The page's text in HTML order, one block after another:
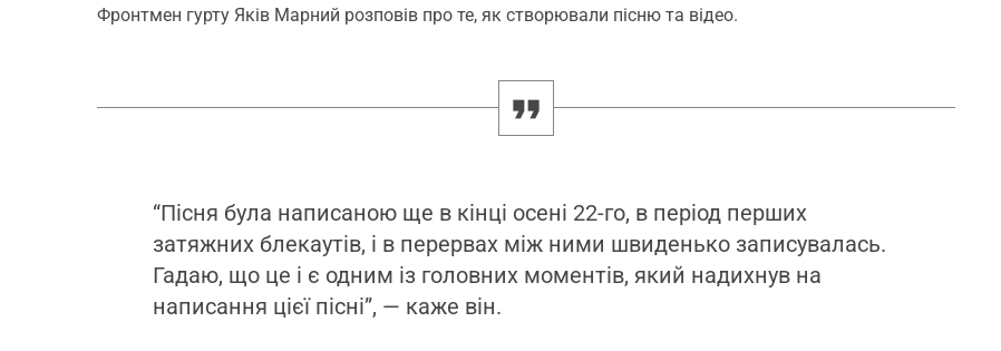
Фронтмен гурту Яків Марний розповів про те, як створювали пісню та відео.
“Пісня була написаною ще в кінці осені 22-го, в період перших
затяжних блекаутів, і в перервах між ними швиденько записувалась.
Гадаю, що це і є одним із головних моментів, який надихнув на
написання цієї пісні”, — каже він.